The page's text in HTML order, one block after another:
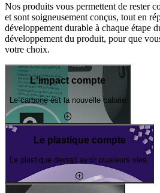
Nos produits vous permettent de rester
et sont soigneusement conçus, tout en
développement durable à chaque étape
développement du produit, pour que
votre choix.
L'impact compte
Le carbone est la nouvelle calorie
Le plastique compte
Le plastique devrait avoir plusieurs vies.